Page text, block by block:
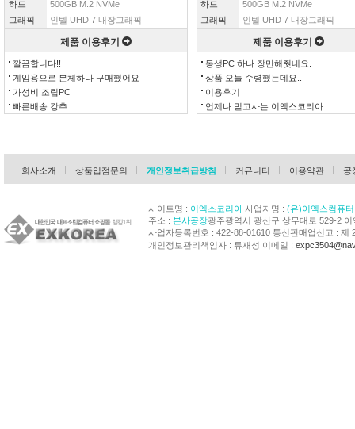
하드
500GB M.2 NVMe
그래픽
인텔 UHD 7 내장그래픽
제품 이용후기
깔끔합니다!!
게임용으로 본체하나 구매했어요
가성비 조립PC
빠른배송 강추
하드
500GB M.2 NVMe
그래픽
인텔 UHD 7 내장그래픽
제품 이용후기
동생PC 하나 장만해줫네요.
상품 오늘 수령했는데요..
이용후기
언제나 믿고사는 이엑스코리아
회사소개 상품입점문의 개인정보취급방침 커뮤니티 이용약관 공
사이트명 : 이엑스코리아사업자명 : (유)이엑스컴퓨터
주소 : 본사공장광주광역시 광산구 상무대로 529-2 이
사업자등록번호 : 422-88-01610 통신판매업신고 : 제
개인정보관리책임자 : 류재성 이메일 :